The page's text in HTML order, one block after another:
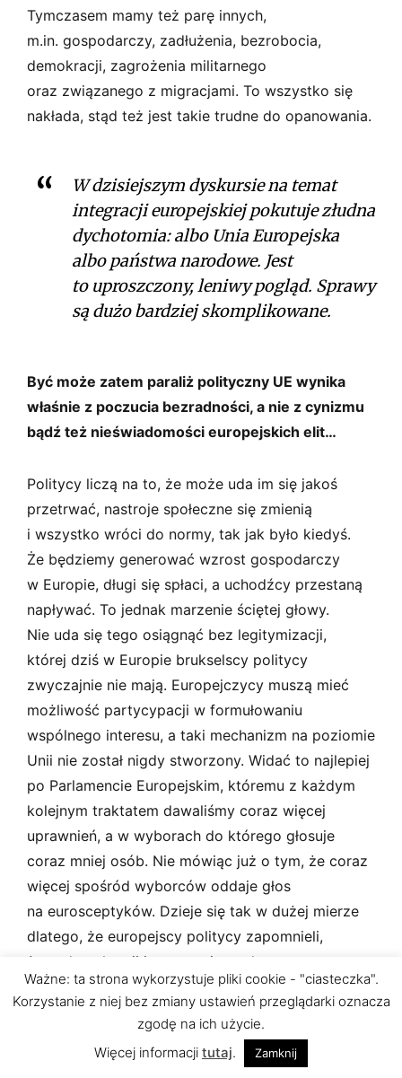
Tymczasem mamy też parę innych,
m.in. gospodarczy, zadłużenia, bezrobocia,
demokracji, zagrożenia militarnego
oraz związanego z migracjami. To wszystko się
nakłada, stąd też jest takie trudne do opanowania.
W dzisiejszym dyskursie na temat
integracji europejskiej pokutuje złudna
dychotomia: albo Unia Europejska
albo państwa narodowe. Jest
to uproszczony, leniwy pogląd. Sprawy
są dużo bardziej skomplikowane.
Być może zatem paraliż polityczny UE wynika
właśnie z poczucia bezradności, a nie z cynizmu
bądź też nieświadomości europejskich elit…
Politycy liczą na to, że może uda im się jakoś
przetrwać, nastroje społeczne się zmienią
i wszystko wróci do normy, tak jak było kiedyś.
Że będziemy generować wzrost gospodarczy
w Europie, długi się spłaci, a uchodźcy przestaną
napływać. To jednak marzenie ściętej głowy.
Nie uda się tego osiągnąć bez legitymizacji,
której dziś w Europie brukselscy politycy
zwyczajnie nie mają. Europejczycy muszą mieć
możliwość partycypacji w formułowaniu
wspólnego interesu, a taki mechanizm na poziomie
Unii nie został nigdy stworzony. Widać to najlepiej
po Parlamencie Europejskim, któremu z każdym
kolejnym traktatem dawaliśmy coraz więcej
uprawnień, a w wyborach do którego głosuje
coraz mniej osób. Nie mówiąc już o tym, że coraz
więcej spośród wyborców oddaje głos
na eurosceptyków. Dzieje się tak w dużej mierze
dlatego, że europejscy politycy zapomnieli,
że w demokracji interesy nie są dane,
lecz są wypadkową oczekiwań społecznych, które
mogą się zmieniać i do których realizacji są oni
desygnowani przez swój elektorat. A pojęcie
interesu to nie kwestia ekspertów,
Ważne: ta strona wykorzystuje pliki cookie - "ciasteczka".
Korzystanie z niej bez zmiany ustawień przeglądarki oznacza
zgodę na ich użycie.
Więcej informacji tutaj. Zamknij